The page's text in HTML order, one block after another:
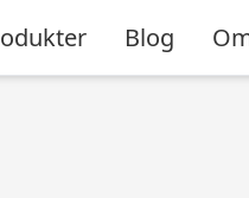
Blog